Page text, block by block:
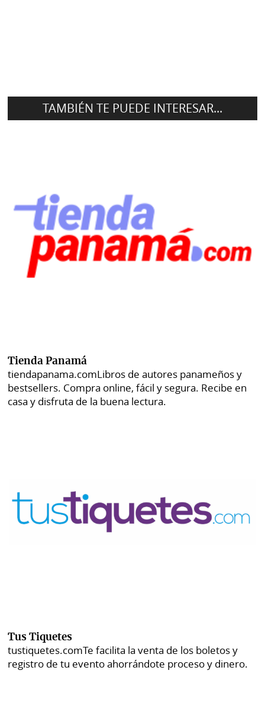
TAMBIÉN TE PUEDE INTERESAR...
Tienda Panamá
tiendapanama.comLibros de autores panameños y
bestsellers. Compra online, fácil y segura. Recibe en
casa y disfruta de la buena lectura.
Tus Tiquetes
tustiquetes.comTe facilita la venta de los boletos y
registro de tu evento ahorrándote proceso y dinero.